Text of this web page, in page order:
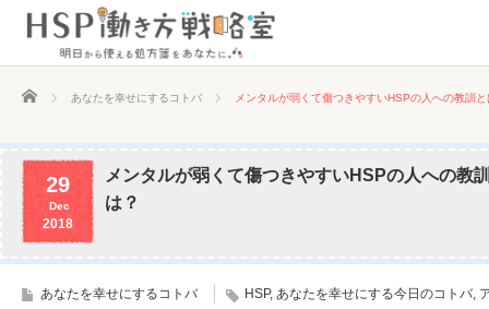
ホーム あなたを幸せにするコトバ メンタルが弱くて傷つきやすいHSPの人への教訓と
29
Dec
2018
メンタルが弱くて傷つきやすいHSPの人への教
は？
あなたを幸せにするコトバ HSP, あなたを幸せにする今日のコトバ,